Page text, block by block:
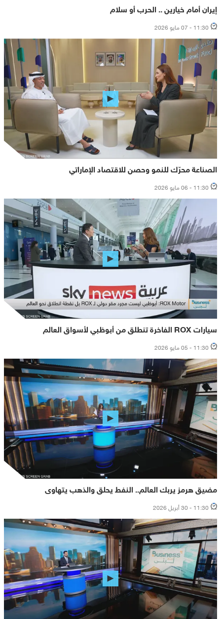
إيران أمام خيارين .. الحرب أو سلام
11:30 - 07 مايو 2026
الصناعة محرّك للنمو وحصن للاقتصاد الإماراتي
11:30 - 06 مايو 2026
سيارات ROX الفاخرة تنطلق من أبوظبي لأسواق العالم
11:30 - 05 مايو 2026
مضيق هرمز يربك العالم.. النفط يحلق والذهب يتهاوى
11:30 - 30 أبريل 2026